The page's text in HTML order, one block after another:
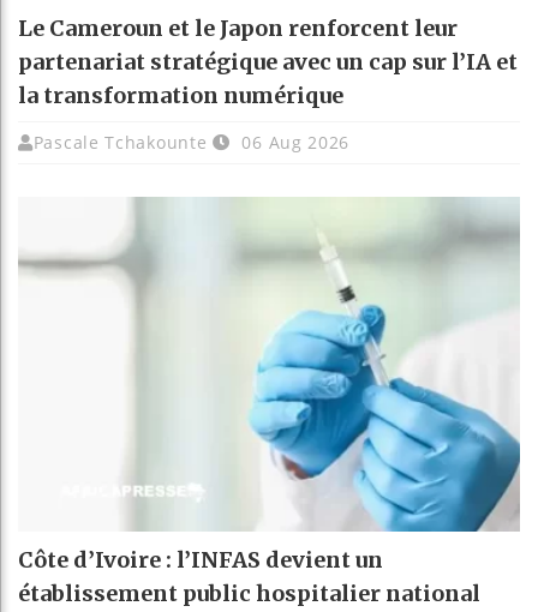
Le Cameroun et le Japon renforcent leur
partenariat stratégique avec un cap sur l’IA et
la transformation numérique
Pascale Tchakounte 06 Aug 2026
Côte d’Ivoire : l’INFAS devient un
établissement public hospitalier national